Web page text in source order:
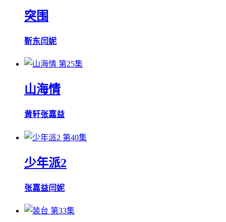
突围
靳东闫妮
第25集
山海情
黄轩张嘉益
第40集
少年派2
张嘉益闫妮
第33集